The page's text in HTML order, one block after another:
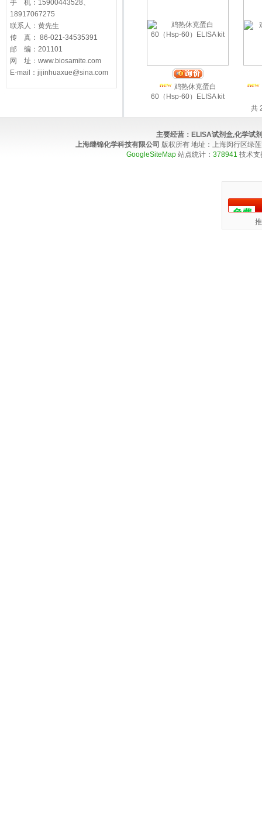
手 机：15900443528、
18917067275
联系人：黄先生
传 真： 86-021-34535391
邮 编：201101
网 址：www.biosamite.com
E-mail：jijinhuaxue@sina.com
鸡热休克蛋白
60（Hsp-60）ELISA kit
共
主要经营： ELISA试剂盒,化学试
上海继锦化学科技有限公司 版权所有 地址：上海闵行区绿
GoogleSiteMap 站点统计： 378941 技术支